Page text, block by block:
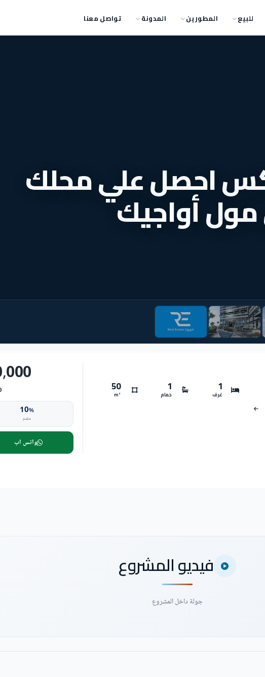
للبيع المطورين المدونة تواصل معنا
احصل علي محلك
في مول أواجيك
1
غرف
1
حمام
50
m²
EGP
10%
مقدم
واتس اب
فيديو المشروع
جولة داخل المشروع